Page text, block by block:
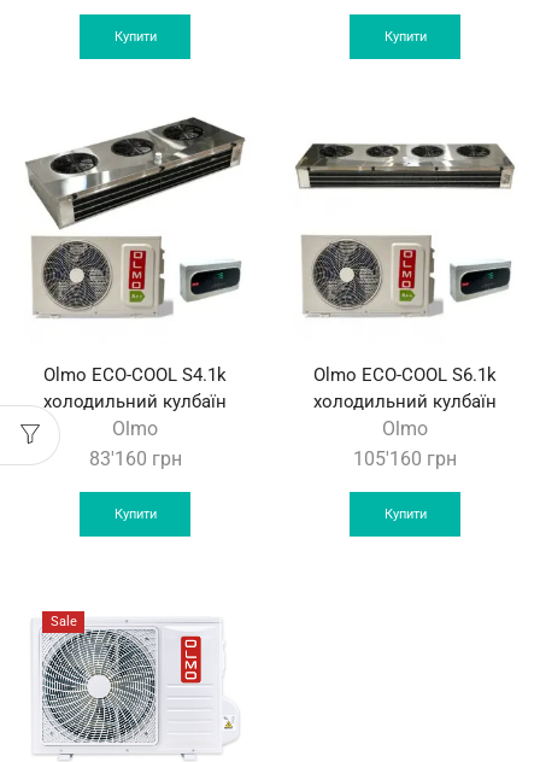
Купити Купити
Olmo ECO-COOL S4.1k
холодильний кулбаїн
Olmo
83'160 грн
Купити
Olmo ECO-COOL S6.1k
холодильний кулбаїн
Olmo
105'160 грн
Купити
Sale